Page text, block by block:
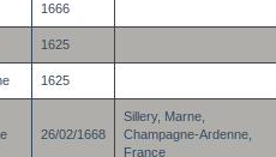
1666
1625
1625
26/02/1668
Sillery, Marne,
Champagne-Ardenne,
France